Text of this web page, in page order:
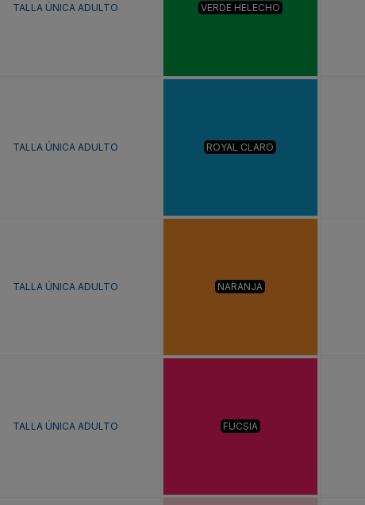
TALLA ÚNICA ADULTO VERDE HELECHO
TALLA ÚNICA ADULTO ROYAL CLARO
TALLA ÚNICA ADULTO NARANJA
TALLA ÚNICA ADULTO FUCSIA